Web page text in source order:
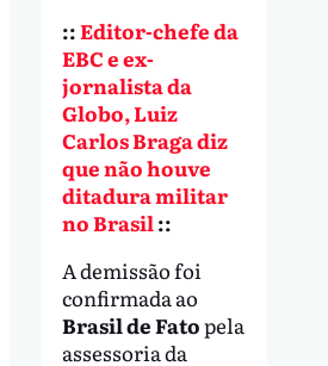
::Editor-chefe da
EBC e ex-
jornalista da
Globo, Luiz
Carlos Braga diz
que não houve
ditadura militar
no Brasil::
A demissão foi
confirmada ao
Brasil de Fatopela
assessoria da